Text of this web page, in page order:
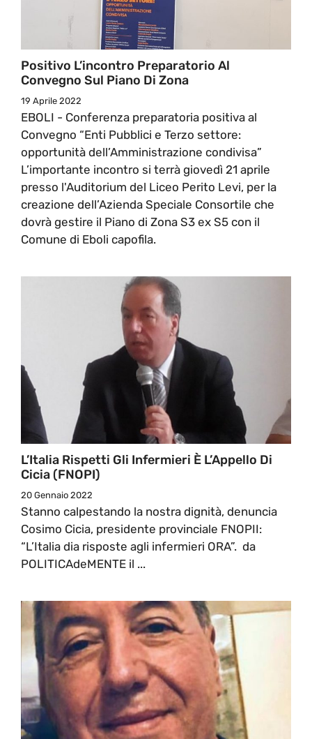
Positivo L’incontro Preparatorio Al
Convegno Sul Piano Di Zona
19 Aprile 2022
EBOLI - Conferenza preparatoria positiva al
Convegno “Enti Pubblici e Terzo settore:
opportunità dell’Amministrazione condivisa”
L’importante incontro si terrà giovedì 21 aprile
presso l'Auditorium del Liceo Perito Levi, per la
creazione dell’Azienda Speciale Consortile che
dovrà gestire il Piano di Zona S3 ex S5 con il
Comune di Eboli capofila.
L’Italia Rispetti Gli Infermieri È L’Appello Di
Cicia (FNOPI)
20 Gennaio 2022
Stanno calpestando la nostra dignità, denuncia
Cosimo Cicia, presidente provinciale FNOPII:
“L’Italia dia risposte agli infermieri ORA”. da
POLITICAdeMENTE il ...